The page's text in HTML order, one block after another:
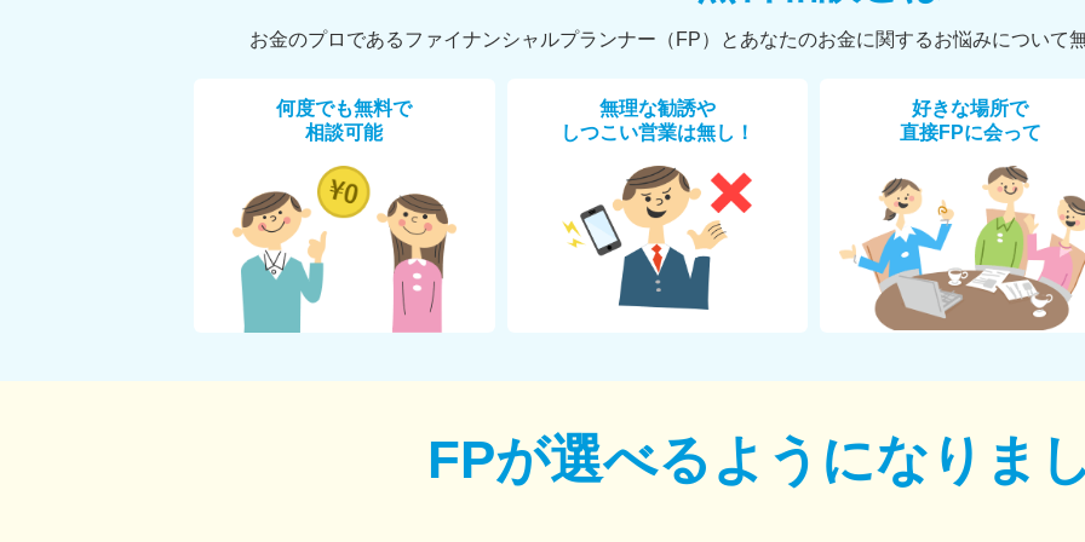
お金のプロであるファイナンシャルプランナー（FP）とあなたのお金に関するお悩みについて
何度でも無料で
相談可能
無理な勧誘や
しつこい営業は無し！
好きな場所で
直接FPに会って
FPが選べるようになりま